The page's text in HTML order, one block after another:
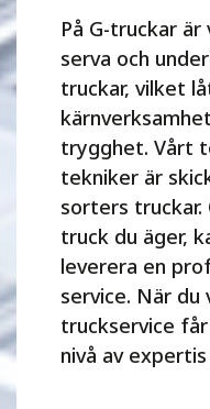
På G-truckar
serva och
truckar, vilket
trygghet. Vårt
tekniker är
sorters
truck du äger,
leverera en
service. När du
truckservice
nivå av